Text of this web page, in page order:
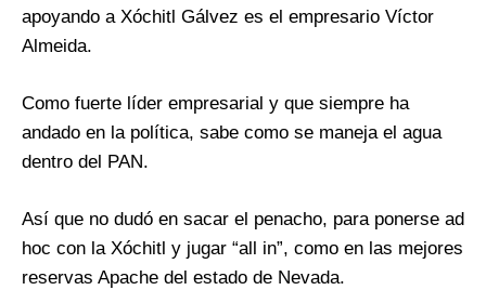
apoyando a Xóchitl Gálvez es el empresario Víctor
Almeida.
Como fuerte líder empresarial y que siempre ha
andado en la política, sabe como se maneja el agua
dentro del PAN.
Así que no dudó en sacar el penacho, para ponerse ad
hoc con la Xóchitl y jugar “all in”, como en las mejores
reservas Apache del estado de Nevada.